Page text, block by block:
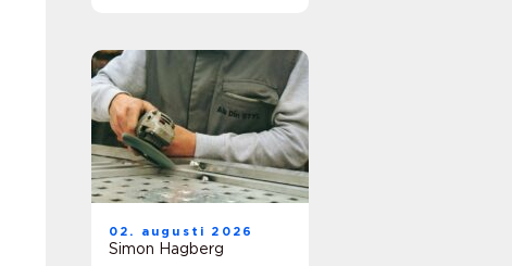
02. augusti 2026
Simon Hagberg